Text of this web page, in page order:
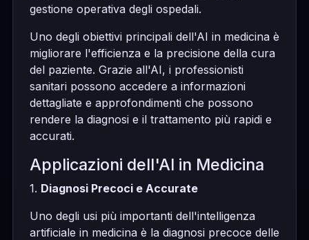
gestione operativa degli ospedali.
Uno degli obiettivi principali dell'AI in medicina è
migliorare l'efficienza e la precisione della cura
del paziente. Grazie all'AI, i professionisti
sanitari possono accedere a informazioni
dettagliate e approfondimenti che possono
rendere la diagnosi e il trattamento più rapidi e
accurati.
Applicazioni dell'AI in Medicina
1. Diagnosi Precoci e Accurate
Uno degli usi più importanti dell'intelligenza
artificiale in medicina è la diagnosi precoce delle